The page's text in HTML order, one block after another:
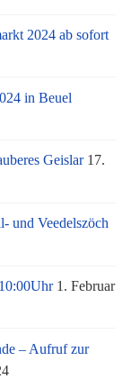
2024 ab sofort
in Beuel
Geislar 17.
und Veedelszöch
1. Februar
– Aufruf zur